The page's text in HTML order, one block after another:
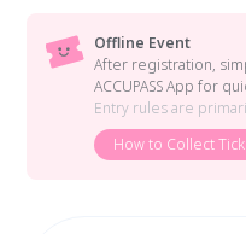
Offline Event
After registration,
ACCUPASS App for
Entry rules are
How to Collect